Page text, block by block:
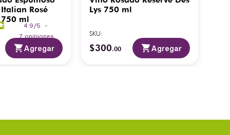
Rosé
ml
4.9 /5
-
7 opiniones
Agregar
Lys 750 ml
SKU:
$300.00 Agregar